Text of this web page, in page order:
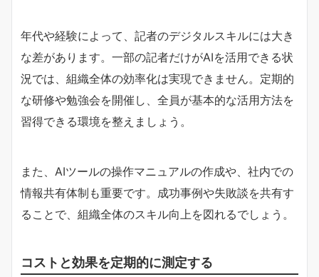
年代や経験によって、記者のデジタルスキルには大き
な差があります。一部の記者だけがAIを活用できる状
況では、組織全体の効率化は実現できません。定期的
な研修や勉強会を開催し、全員が基本的な活用方法を
習得できる環境を整えましょう。
また、AIツールの操作マニュアルの作成や、社内での
情報共有体制も重要です。成功事例や失敗談を共有す
ることで、組織全体のスキル向上を図れるでしょう。
コストと効果を定期的に測定する